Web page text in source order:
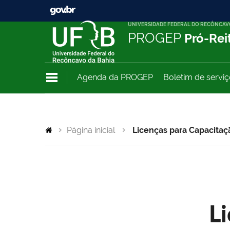
UNIVERSIDADE FEDERAL DO
PROGEP Pró-
Agenda da PROGEP Boletim de
Página inicial Licenças para